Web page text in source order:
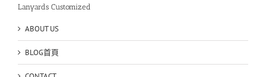
Lanyards Customized
ABOUT US
BLOG首頁